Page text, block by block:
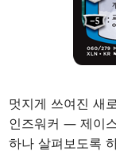
멋지게 쓰여진 새
인즈워커 — 제이
하나 살펴보도록